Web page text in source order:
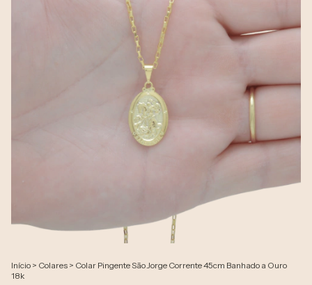
Início > Colares > Colar Pingente São Jorge Corrente 45cm Banhado a Ouro
18k